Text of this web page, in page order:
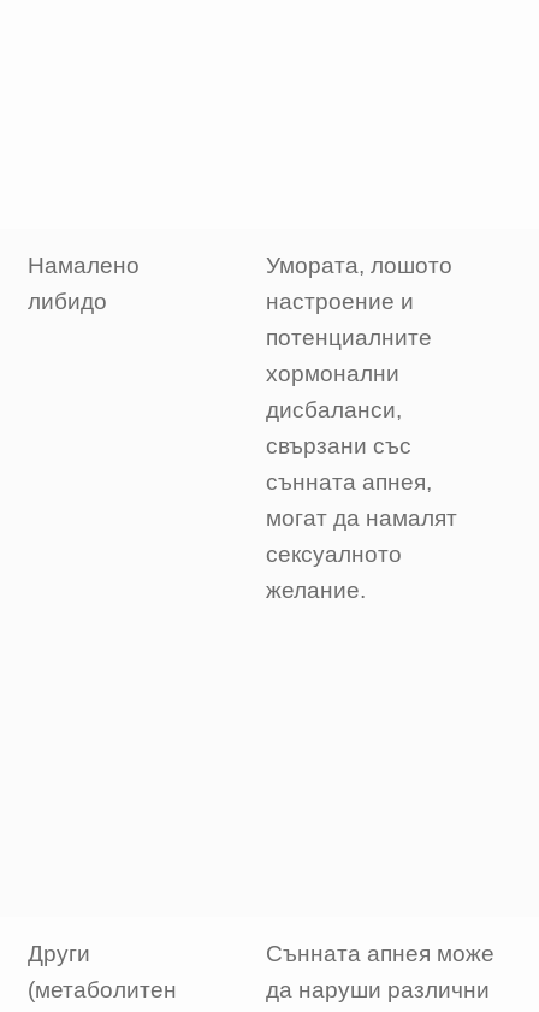
Намалено
либидо
Умората, лошото
настроение и
потенциалните
хормонални
дисбаланси,
свързани със
сънната апнея,
могат да намалят
сексуалното
желание.
Други
(метаболитен
Сънната апнея може
да наруши различни